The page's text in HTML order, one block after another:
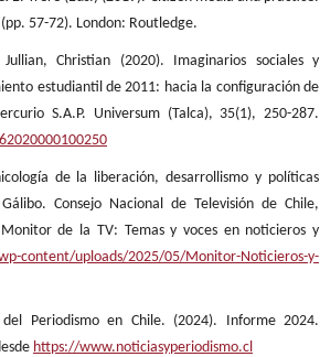
57-72). London: Routledge.
Christian (2020). Imaginarios sociales y
estudiantil de 2011: hacia la configuración de
S.A.P. Universum (Talca), 35(1), 250-287.
de la liberación, desarrollismo y políticas
Consejo Nacional de Televisión de Chile,
de la TV: Temas y voces en noticieros y
content/uploads/2025/05/Monitor-Noticieros-y-
Periodismo en Chile. (2024). Informe 2024.
https://www.noticiasyperiodismo.cl